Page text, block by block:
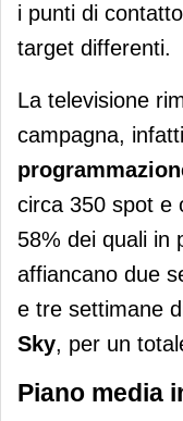
i punti di
target differenti.
La televisione
campagna,
circa 350 spot e
58% dei quali in
affiancano due
e tre settimane
Sky, per un
Piano media